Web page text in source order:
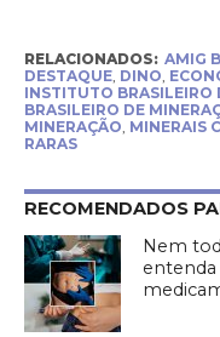
RELACIONADOS: AMIG
DESTAQUE, DINO
INSTITUTO BRASILEIRO
BRASILEIRO DE
MINERAÇÃO MINERAIS
RARAS
RECOMENDADOS
Nem
entenda